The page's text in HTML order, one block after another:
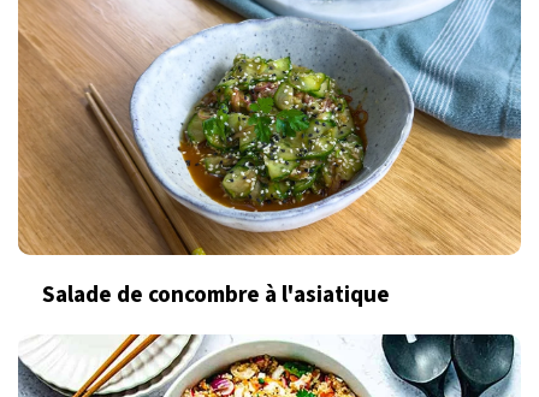
Salade de concombre à l'asiatique